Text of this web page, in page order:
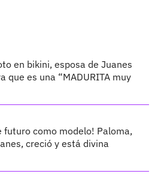
en bikini, esposa de Juanes
que es una “MADURITA muy
futuro como modelo! Paloma,
creció y está divina